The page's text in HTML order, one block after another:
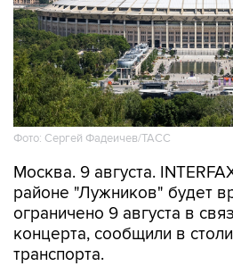
Фото: Сергей Фадеичев/ТАСС
Москва. 9 августа.
районе "Лужников" будет
ограничено 9 августа в
концерта, сообщили в
транспорта.